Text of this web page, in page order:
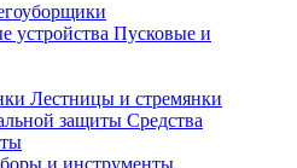
Пусковые и
Лестницы и стремянки
Средства